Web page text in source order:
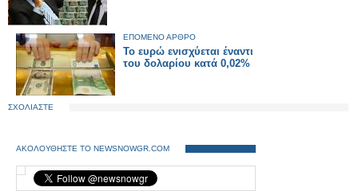
ΕΠΟΜΕΝΟ ΑΡΘΡΟ
Το ευρώ ενισχύεται έναντι
του δολαρίου κατά 0,02%
ΣΧΟΛΙΑΣΤΕ
ΑΚΟΛΟΥΘΗΣΤΕ ΤΟ NEWSNOWGR.COM